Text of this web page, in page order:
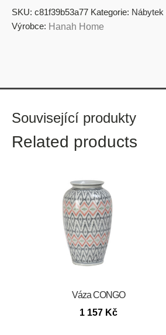
SKU: c81f39b53a77 Kategorie: Nábytek
Výrobce: Hanah Home
Související produkty
Related products
Váza CONGO
1 157 Kč